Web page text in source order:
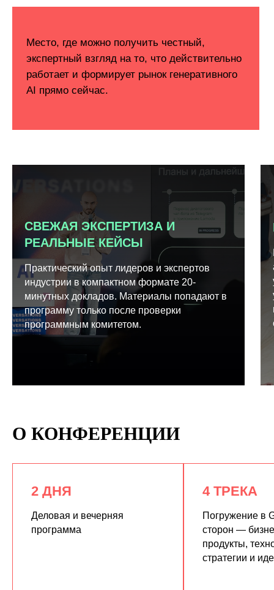
СВЕЖАЯ ЭКСПЕРТИЗА И
РЕАЛЬНЫЕ КЕЙСЫ
Практический опыт лидеров и экспертов
индустрии в компактном формате 20-
минутных докладов. Материалы попадают в
программу только после проверки
программным комитетом.
О КОНФЕРЕНЦИИ
2 ДНЯ
Деловая и вечерняя
программа
4 ТРЕКА
Погружение в
сторон —
продукты,
стратегии и